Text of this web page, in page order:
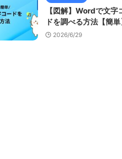
【図解】Wordで文字
ドを調べる方法【簡単
2026/6/29